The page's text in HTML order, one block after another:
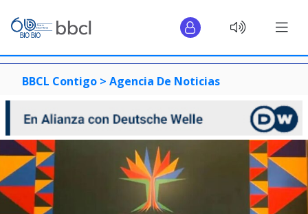
BBCL Contigo > Agencia De Noticias